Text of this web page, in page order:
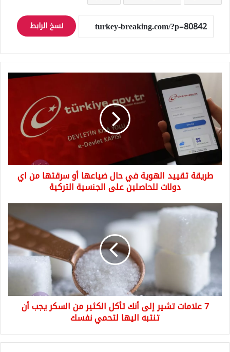
نسخ الرابط
الهوية
في
حال
ضياعها
أو
سرقتها
من
على
الجنسية
التركية
طريقة تقييد الهوية في حال ضياعها أو سرقتها من اي
دولات للحاصلين على الجنسية التركية
علامات
تشير
إلى
أنك
تأكل
الكثير
السكر
اليها
7 علامات تشير إلى أنك تأكل الكثير من السكر يجب أن
تنتبه اليها لتحمي نفسك